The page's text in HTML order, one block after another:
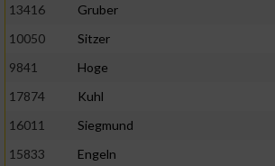
13416
Gruber
10050
Sitzer
9841
Hoge
17874
Kuhl
16011
Siegmund
15833
Engeln